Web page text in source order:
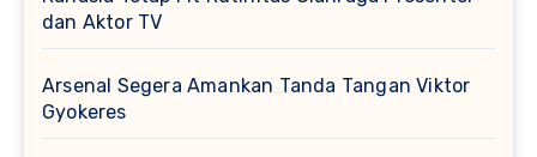
dan Aktor TV
Arsenal Segera Amankan Tanda Tangan Viktor
Gyokeres